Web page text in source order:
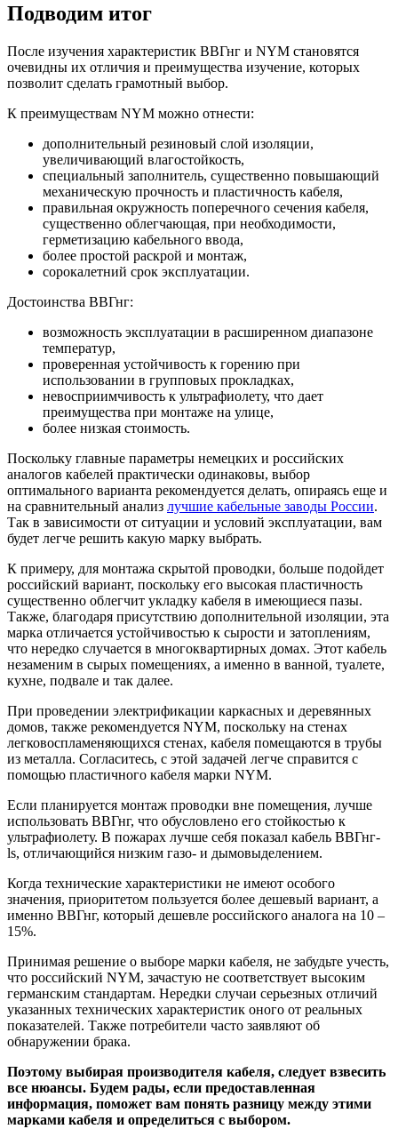
Подводим итог
После изучения характеристик ВВГнг и NYM становятся
очевидны их отличия и преимущества изучение, которых
позволит сделать грамотный выбор.
К преимуществам NYM можно отнести:
дополнительный резиновый слой изоляции,
увеличивающий влагостойкость,
специальный заполнитель, существенно повышающий
механическую прочность и пластичность кабеля,
правильная окружность поперечного сечения кабеля,
существенно облегчающая, при необходимости,
герметизацию кабельного ввода,
более простой раскрой и монтаж,
сорокалетний срок эксплуатации.
Достоинства ВВГнг:
возможность эксплуатации в расширенном диапазоне
температур,
проверенная устойчивость к горению при
использовании в групповых прокладках,
невосприимчивость к ультрафиолету, что дает
преимущества при монтаже на улице,
более низкая стоимость.
Поскольку главные параметры немецких и российских
аналогов кабелей практически одинаковы, выбор
оптимального варианта рекомендуется делать, опираясь еще и
на сравнительный анализ лучшие кабельные заводы России.
Так в зависимости от ситуации и условий эксплуатации, вам
будет легче решить какую марку выбрать.
К примеру, для монтажа скрытой проводки, больше подойдет
российский вариант, поскольку его высокая пластичность
существенно облегчит укладку кабеля в имеющиеся пазы.
Также, благодаря присутствию дополнительной изоляции, эта
марка отличается устойчивостью к сырости и затоплениям,
что нередко случается в многоквартирных домах. Этот кабель
незаменим в сырых помещениях, а именно в ванной, туалете,
кухне, подвале и так далее.
При проведении электрификации каркасных и деревянных
домов, также рекомендуется NYM, поскольку на стенах
легковоспламеняющихся стенах, кабеля помещаются в трубы
из металла. Согласитесь, с этой задачей легче справится с
помощью пластичного кабеля марки NYM.
Если планируется монтаж проводки вне помещения, лучше
использовать ВВГнг, что обусловлено его стойкостью к
ультрафиолету. В пожарах лучше себя показал кабель ВВГнг-
ls, отличающийся низким газо- и дымовыделением.
Когда технические характеристики не имеют особого
значения, приоритетом пользуется более дешевый вариант, а
именно ВВГнг, который дешевле российского аналога на 10 –
15%.
Принимая решение о выборе марки кабеля, не забудьте учесть,
что российский NYM, зачастую не соответствует высоким
германским стандартам. Нередки случаи серьезных отличий
указанных технических характеристик оного от реальных
показателей. Также потребители часто заявляют об
обнаружении брака.
Поэтому выбирая производителя кабеля, следует взвесить
все нюансы. Будем рады, если предоставленная
информация, поможет вам понять разницу между этими
марками кабеля и определиться с выбором.